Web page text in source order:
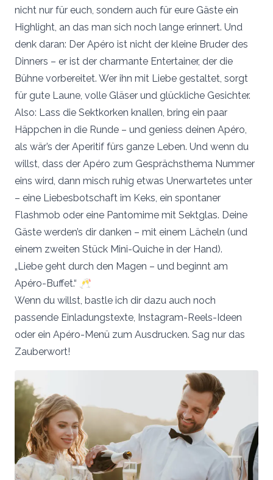
nicht nur für euch, sondern auch für eure Gäste ein
Highlight, an das man sich noch lange erinnert. Und
denk daran: Der Apéro ist nicht der kleine Bruder des
Dinners – er ist der charmante Entertainer, der die
Bühne vorbereitet. Wer ihn mit Liebe gestaltet, sorgt
für gute Laune, volle Gläser und glückliche Gesichter.
Also: Lass die Sektkorken knallen, bring ein paar
Häppchen in die Runde – und geniess deinen Apéro,
als wär’s der Aperitif fürs ganze Leben. Und wenn du
willst, dass der Apéro zum Gesprächsthema Nummer
eins wird, dann misch ruhig etwas Unerwartetes unter
– eine Liebesbotschaft im Keks, ein spontaner
Flashmob oder eine Pantomime mit Sektglas. Deine
Gäste werden’s dir danken – mit einem Lächeln (und
einem zweiten Stück Mini-Quiche in der Hand).
„Liebe geht durch den Magen – und beginnt am
Apéro-Buffet.“ 🥂
Wenn du willst, bastle ich dir dazu auch noch
passende Einladungstexte, Instagram-Reels-Ideen
oder ein Apéro-Menü zum Ausdrucken. Sag nur das
Zauberwort!